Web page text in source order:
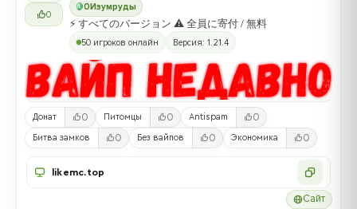
0
0Изумруды
⚡ すべてのバージョン ⚠ 全員に寄付 / 無料
50 игроков онлайн Версия: 1.21.4
Донат 0 Питомцы 0 Antispam 0
Битва замков 0 Без вайпов 0 Экономика 0
likemc.top
Сайт